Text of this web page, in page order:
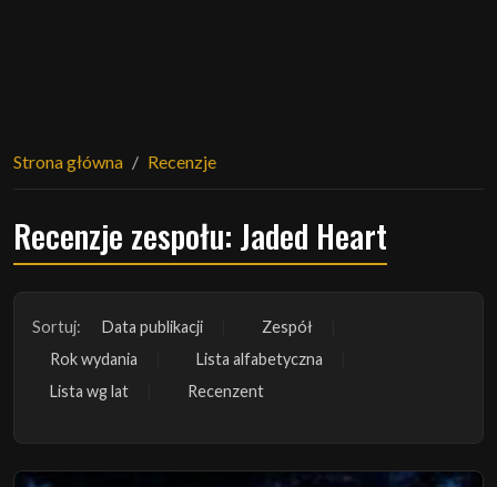
Strona główna Recenzje
Recenzje zespołu: Jaded Heart
Sortuj: Data publikacji
Zespół
Rok wydania
Lista alfabetyczna
Lista wg lat
Recenzent